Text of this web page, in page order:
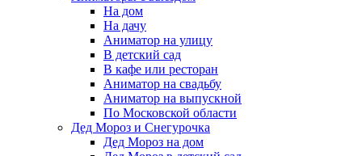
На дом
На дачу
Аниматор на улицу
В детский сад
В кафе или ресторан
Аниматор на свадьбу
Аниматор на выпускной
По Московской области
Дед Мороз и Снегурочка
Дед Мороз на дом